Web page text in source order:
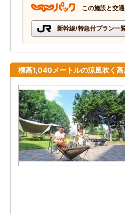
この施設と交
新幹線/特急付プラン一
標高1,040メートルの涼風吹く